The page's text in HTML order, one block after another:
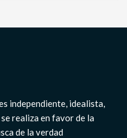
independiente, idealista,
realiza en favor de la
de la verdad